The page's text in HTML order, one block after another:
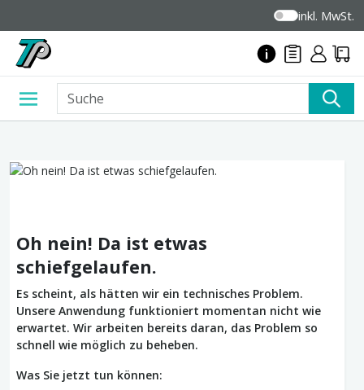
inkl. MwSt.
Oh nein! Da ist etwas
schiefgelaufen.
Es scheint, als hätten wir ein technisches Problem.
Unsere Anwendung funktioniert momentan nicht wie
erwartet. Wir arbeiten bereits daran, das Problem so
schnell wie möglich zu beheben.
Was Sie jetzt tun können: